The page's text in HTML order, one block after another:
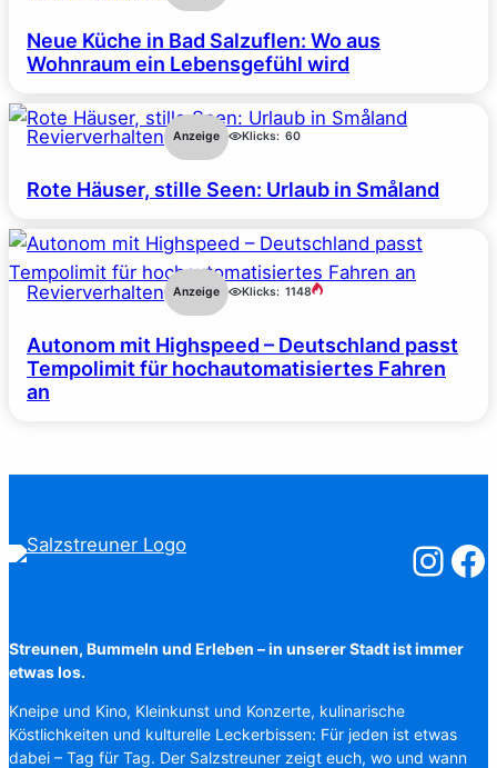
Neue Küche in Bad Salzuflen: Wo aus
Wohnraum ein Lebensgefühl wird
Revierverhalten Anzeige Klicks: 60
Rote Häuser, stille Seen: Urlaub in Småland
Revierverhalten Anzeige Klicks: 1148
Autonom mit Highspeed – Deutschland passt
Tempolimit für hochautomatisiertes Fahren
an
Streunen, Bummeln und Erleben – in unserer Stadt ist immer
etwas los.
Kneipe und Kino, Kleinkunst und Konzerte, kulinarische
Köstlichkeiten und kulturelle Leckerbissen: Für jeden ist etwas
dabei – Tag für Tag. Der Salzstreuner zeigt euch, wo und wann